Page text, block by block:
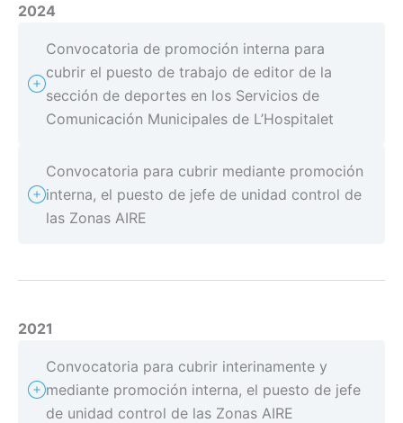
2024
Convocatoria de promoción interna para
cubrir el puesto de trabajo de editor de la
sección de deportes en los Servicios de
Comunicación Municipales de L’Hospitalet
Convocatoria para cubrir mediante promoción
interna, el puesto de jefe de unidad control de
las Zonas AIRE
2021
Convocatoria para cubrir interinamente y
mediante promoción interna, el puesto de jefe
de unidad control de las Zonas AIRE